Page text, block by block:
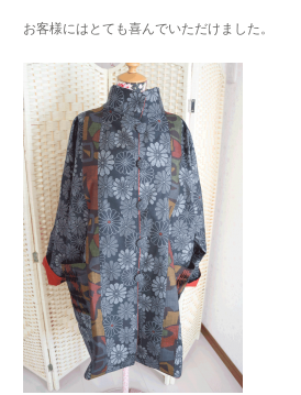
お客様にはとても喜んでいただけました。